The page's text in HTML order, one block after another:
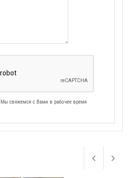
Мы свяжемся с Вами в рабочее время